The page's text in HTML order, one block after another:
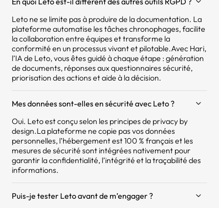
Leto ne se limite pas à produire de la documentation. La
plateforme automatise les tâches chronophages, facilite
la collaboration entre équipes et transforme la
conformité en un processus vivant et pilotable.Avec Hari,
l’IA de Leto, vous êtes guidé à chaque étape : génération
de documents, réponses aux questionnaires sécurité,
priorisation des actions et aide à la décision.
Mes données sont-elles en sécurité avec Leto ?
Oui. Leto est conçu selon les principes de privacy by
design.La plateforme ne copie pas vos données
personnelles, l’hébergement est 100 % français et les
mesures de sécurité sont intégrées nativement pour
garantir la confidentialité, l’intégrité et la traçabilité des
informations.
Puis-je tester Leto avant de m’engager ?